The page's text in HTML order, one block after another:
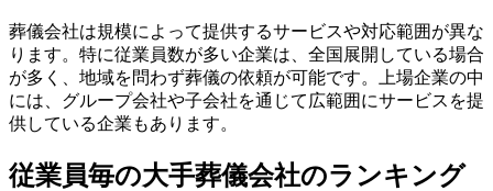
葬儀会社は規模によって提供するサービスや対応範囲が異な
ります。特に従業員数が多い企業は、全国展開している場合
が多く、地域を問わず葬儀の依頼が可能です。上場企業の中
には、グループ会社や子会社を通じて広範囲にサービスを提
供している企業もあります。
従業員毎の大手葬儀会社のランキング